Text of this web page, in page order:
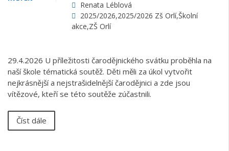
Renata Léblová
2025/2026,2025/2026 Zš Orlí,Školní
akce,ZŠ Orlí
29.4.2026 U příležitosti čarodějnického svátku proběhla na
naší škole tématická soutěž. Děti měli za úkol vytvořit
nejkrásnější a nejstrašidelnější čarodějnici a zde jsou
vítězové, kteří se této soutěže zúčastnili.
Číst dále